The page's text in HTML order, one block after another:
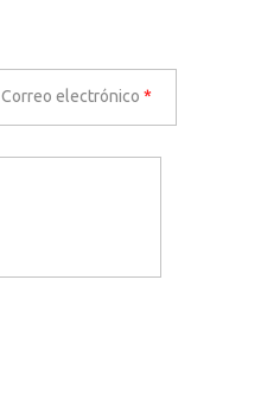
Correo electrónico *